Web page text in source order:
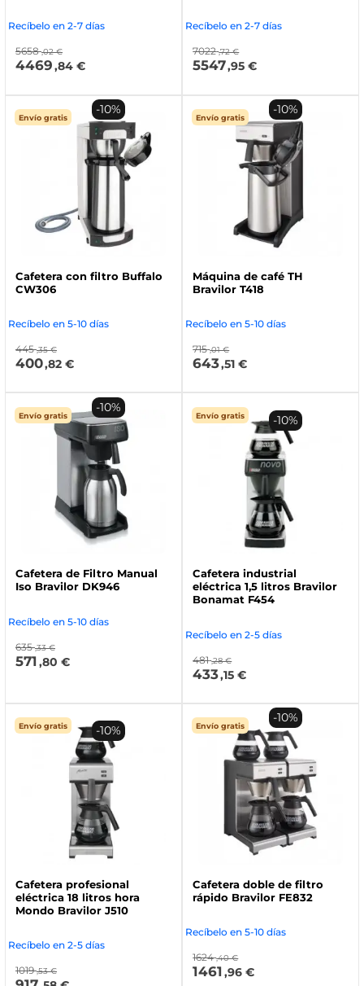
Recíbelo en 2-7 días
5658 ,02 €
4469,84 €
Recíbelo en 2-7 días
7022 ,72 €
5547,95 €
Envío gratis
Cafetera con filtro Buffalo
CW306
Recíbelo en 5-10 días
445 ,35 €
400,82 €
-10%
Envío gratis
Máquina de café TH
Bravilor T418
Recíbelo en 5-10 días
715 ,01 €
643,51 €
-10%
Envío gratis
Cafetera de Filtro Manual
Iso Bravilor DK946
Recíbelo en 5-10 días
635 ,33 €
571,80 €
-10%
Envío gratis
Cafetera industrial
eléctrica 1,5 litros Bravilor
Bonamat F454
Recíbelo en 2-5 días
481 ,28 €
433,15 €
-10%
Envío gratis
Cafetera profesional
eléctrica 18 litros hora
Mondo Bravilor J510
Recíbelo en 2-5 días
1019 ,53 €
-10% Envío gratis
Cafetera doble de filtro
rápido Bravilor FE832
Recíbelo en 5-10 días
1624 ,40 €
1461,96 €
-10%